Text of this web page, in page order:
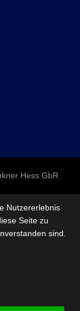
Hess GbR
Nutzererlebnis
Seite zu
sind.